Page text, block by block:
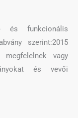
és funkcionális
szerint:2015
megfelelnek vagy
és vevői